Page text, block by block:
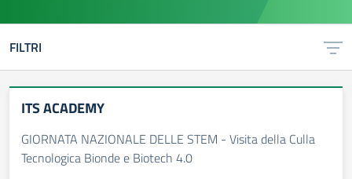
FILTRI
ITS ACADEMY
GIORNATA NAZIONALE DELLE STEM - Visita della Culla
Tecnologica Bionde e Biotech 4.0